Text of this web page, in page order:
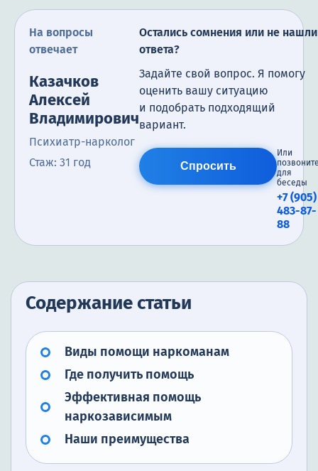
На вопросы
отвечает
Казачков
Алексей
Владимирович
Психиатр-нарколог
Стаж: 31 год
Остались сомнения или не нашли
ответа?
Задайте свой вопрос. Я помогу
оценить вашу ситуацию
и подобрать подходящий
вариант.
Спросить
Или
для
беседы
+7 (905)
483-87-
88
Содержание статьи
Виды помощи наркоманам
Где получить помощь
Эффективная помощь
наркозависимым
Наши преимущества